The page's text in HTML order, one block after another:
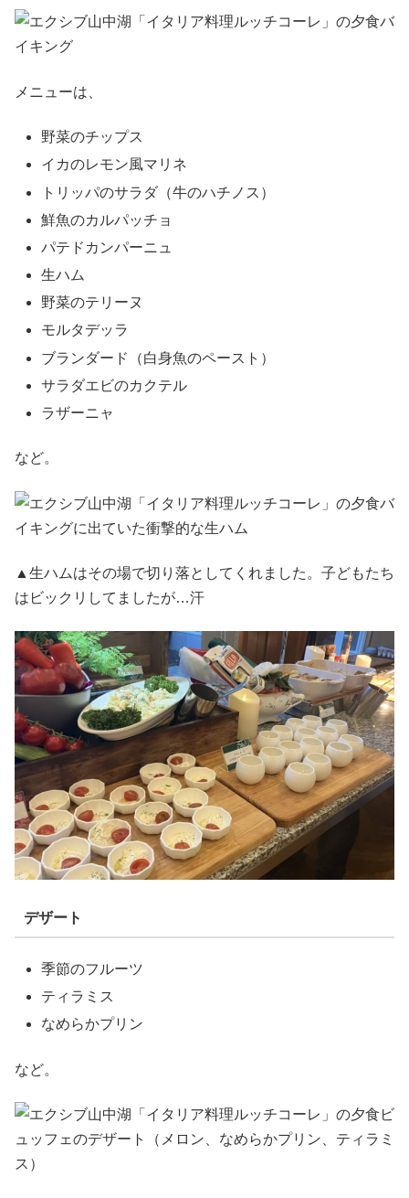
メニューは、
野菜のチップス
イカのレモン風マリネ
トリッパのサラダ（牛のハチノス）
鮮魚のカルパッチョ
パテドカンパーニュ
生ハム
野菜のテリーヌ
モルタデッラ
ブランダード（白身魚のペースト）
サラダエビのカクテル
ラザーニャ
など。
▲生ハムはその場で切り落としてくれました。子どもたち
はビックリしてましたが…汗
デザート
季節のフルーツ
ティラミス
なめらかプリン
など。